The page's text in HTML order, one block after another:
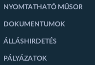
NYOMTATHATÓ MŰSOR
DOKUMENTUMOK
ÁLLÁSHIRDETÉS
PÁLYÁZATOK